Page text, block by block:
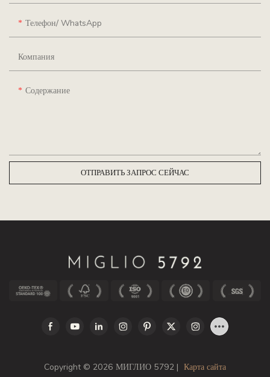
Телефон/ WhatsApp
Компания
Содержание
ОТПРАВИТЬ ЗАПРОС СЕЙЧАС
Copyright © 2026 МИГЛИО 5792 | Карта сайта